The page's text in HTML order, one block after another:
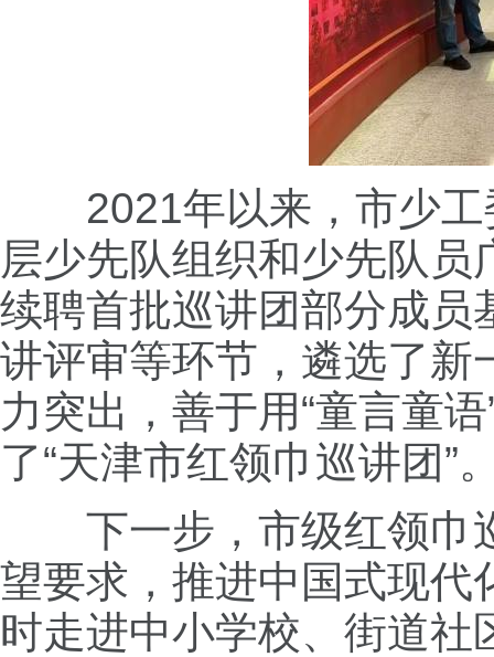
2021年以来，市少工
层少先队组织和少先队
续聘首批巡讲团部分成员
讲评审等环节，遴选了新
力突出，善于用“童言童
了“天津市红领巾巡讲团”
下一步，市级红领巾
望要求，推进中国式现代
时走进中小学校、街道